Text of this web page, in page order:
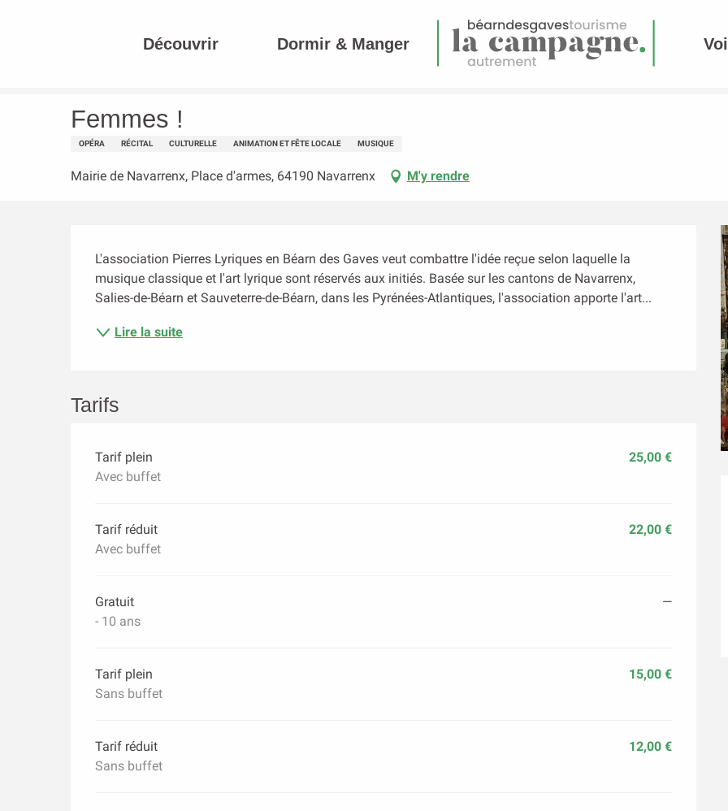
Découvrir Dormir & Manger
Femmes !
OPÉRA RÉCITAL CULTURELLE ANIMATION ET FÊTE LOCALE MUSIQUE
Mairie de Navarrenx, Place d'armes, 64190 Navarrenx M'y rendre
L'association Pierres Lyriques en Béarn des Gaves veut combattre l'idée reçue selon laquelle la
musique classique et l'art lyrique sont réservés aux initiés. Basée sur les cantons de Navarrenx,
Salies-de-Béarn et Sauveterre-de-Béarn, dans les Pyrénées-Atlantiques, l'association apporte l'art...
Lire la suite
Tarifs
Tarif plein
Avec buffet
25,00 €
Tarif réduit
Avec buffet
22,00 €
Gratuit
- 10 ans
—
Tarif plein
Sans buffet
15,00 €
Tarif réduit
Sans buffet
12,00 €